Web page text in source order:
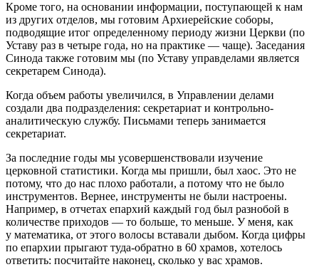
Кроме того, на основании информации, поступающей к нам
из других отделов, мы готовим Архиерейские соборы,
подводящие итог определенному периоду жизни Церкви (по
Уставу раз в четыре года, но на практике — чаще). Заседания
Синода также готовим мы (по Уставу управделами является
секретарем Синода).
Когда объем работы увеличился, в Управлении делами
создали два подразделения: секретариат и контрольно-
аналитическую службу. Письмами теперь занимается
секретариат.
За последние годы мы усовершенствовали изучение
церковной статистики. Когда мы пришли, был хаос. Это не
потому, что до нас плохо работали, а потому что не было
инструментов. Вернее, инструменты не были настроены.
Например, в отчетах епархий каждый год был разнобой в
количестве приходов — то больше, то меньше. У меня, как
у математика, от этого волосы вставали дыбом. Когда цифры
по епархии прыгают туда-обратно в 60 храмов, хотелось
ответить: посчитайте наконец, сколько у вас храмов.